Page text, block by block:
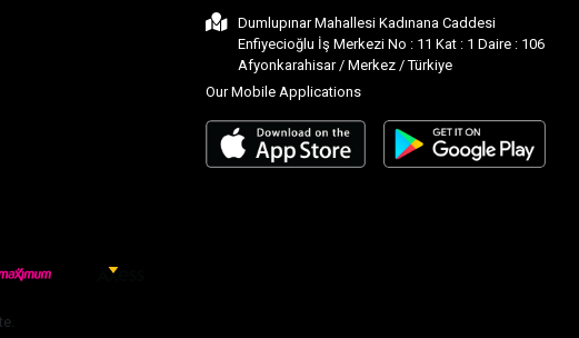
Dumlupınar Mahallesi Kadınana Caddesi
Enfiyecioğlu İş Merkezi No : 11 Kat : 1 Daire : 106
Afyonkarahisar / Merkez / Türkiye
Our Mobile Applications